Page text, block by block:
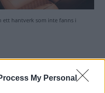
My Personal
ett hantverk som inte fanns i
med
silver/pärlemor och de